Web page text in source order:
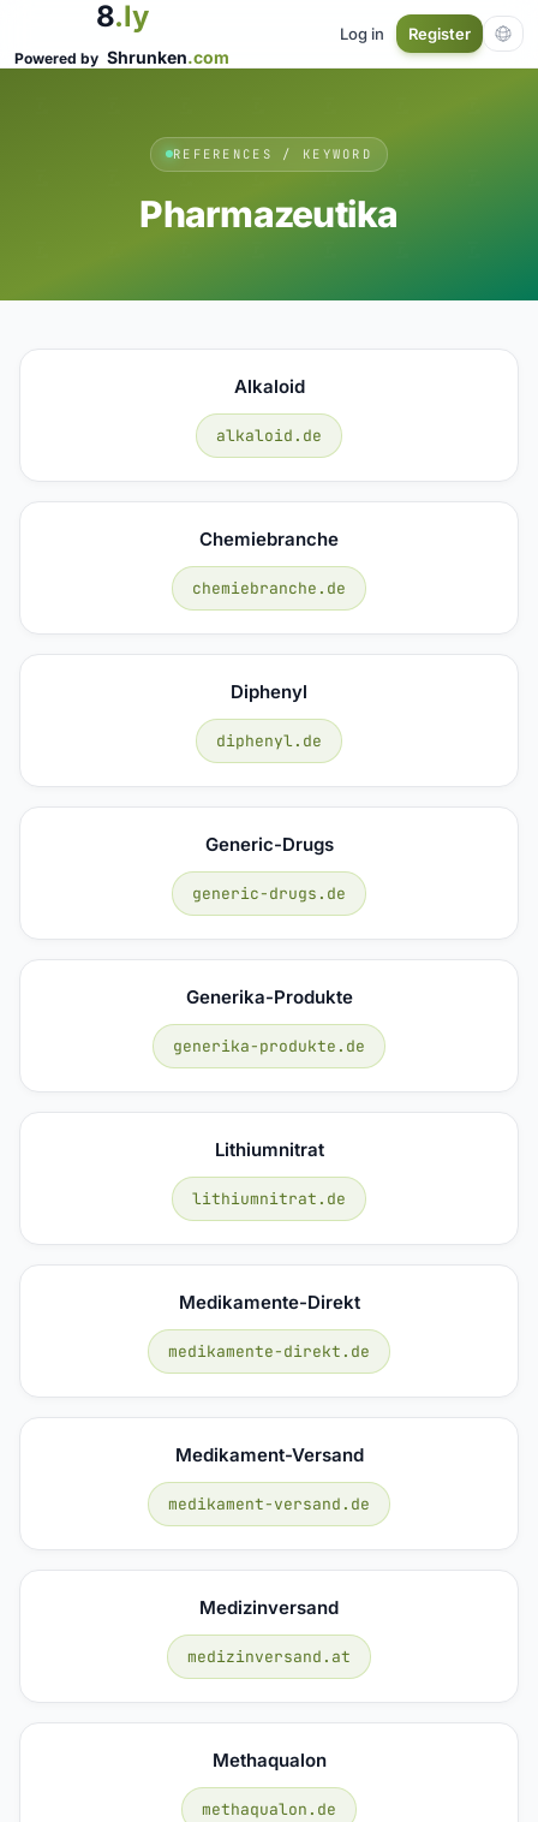
8.ly
Powered by Shrunken.com
Log in Register
REFERENCES / KEYWORD
Pharmazeutika
Alkaloid
alkaloid.de
Chemiebranche
chemiebranche.de
Diphenyl
diphenyl.de
Generic-Drugs
generic-drugs.de
Generika-Produkte
generika-produkte.de
Lithiumnitrat
lithiumnitrat.de
Medikamente-Direkt
medikamente-direkt.de
Medikament-Versand
medikament-versand.de
Medizinversand
medizinversand.at
Methaqualon
methaqualon.de